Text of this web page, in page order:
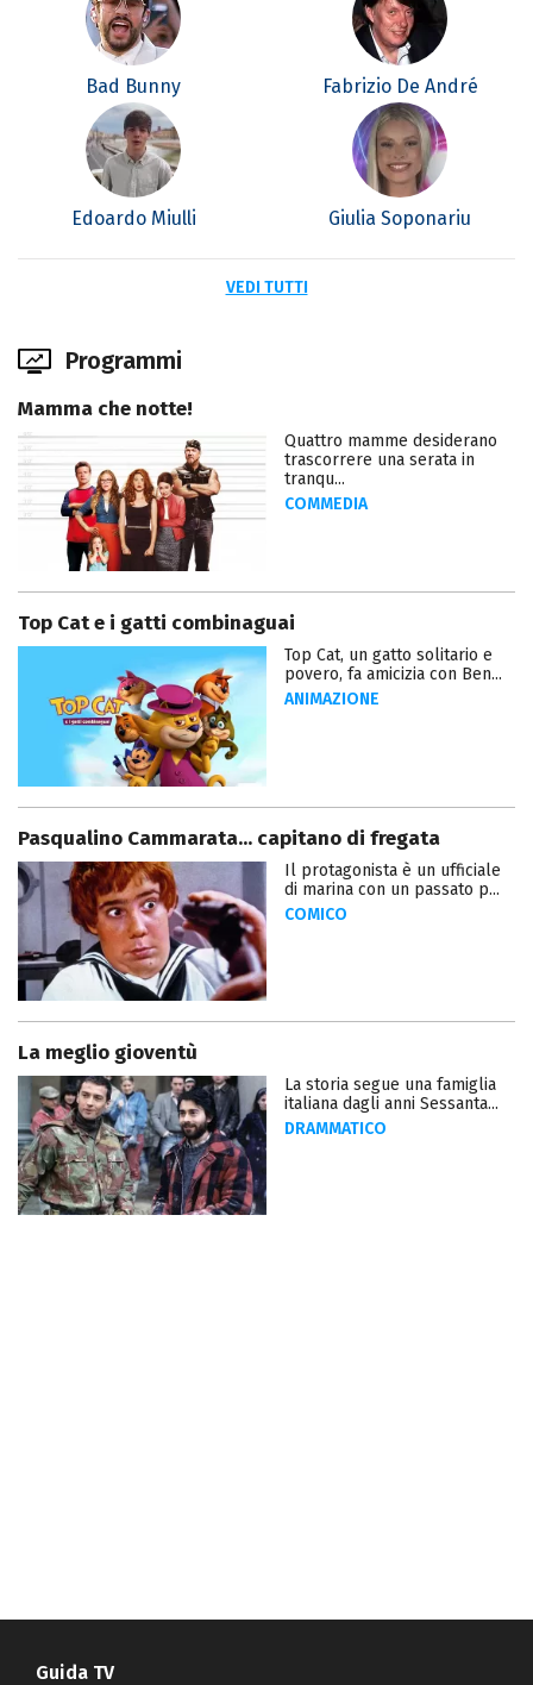
Bad Bunny Fabrizio De André
Edoardo Miulli Giulia Soponariu
VEDI TUTTI
Programmi
Mamma che notte!
Quattro mamme desiderano
trascorrere una serata in
tranqu...
COMMEDIA
Top Cat e i gatti combinaguai
Top Cat, un gatto solitario e
povero, fa amicizia con Ben...
ANIMAZIONE
Pasqualino Cammarata... capitano di fregata
Il protagonista è un ufficiale
di marina con un passato p...
COMICO
La meglio gioventù
La storia segue una famiglia
italiana dagli anni Sessanta...
DRAMMATICO
Guida TV